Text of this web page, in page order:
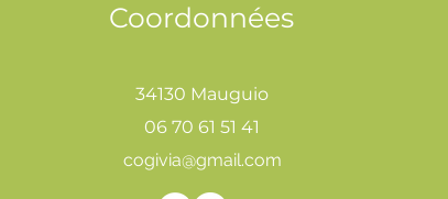
Coordonnées
34130 Mauguio
06 70 61 51 41
cogivia@gmail.com